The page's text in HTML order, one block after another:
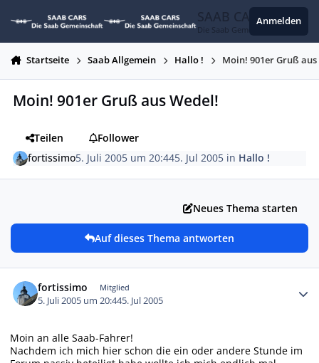
SAAB CARS
Die Saab Gemeinschaft
Anmelden
Startseite Saab Allgemein Hallo ! Moin! 901er Gruß aus
Moin! 901er Gruß aus Wedel!
Teilen
Follower
fortissimo5. Juli 2005 um 20:445. Jul 2005 in Hallo !
Neues Thema starten
Auf dieses Thema antworten
fortissimo Mitglied
5. Juli 2005 um 20:445. Jul 2005
Moin an alle Saab-Fahrer!
Nachdem ich mich hier schon die ein oder andere Stunde im